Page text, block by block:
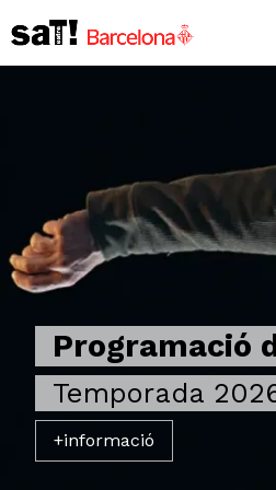
Programació
Temporada
+informació